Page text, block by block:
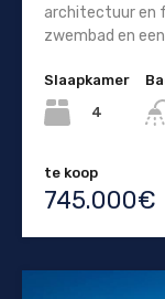
architectuur en
zwembad en
Slaapkamer
4
te koop
745.000€